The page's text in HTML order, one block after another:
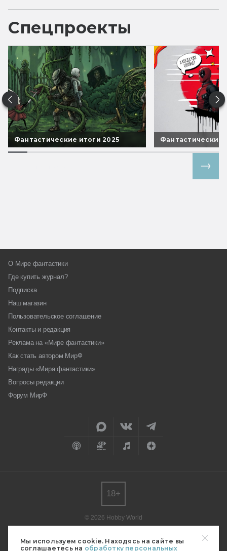
Мы используем cookie. Находясь на сайте вы
соглашаетесь на обработку персональных
Спецпроекты
Фантастические итоги 2025 Фантастические
О Мире фантастики
Где купить журнал?
Подписка
Наш магазин
Пользовательское соглашение
Контакты и редакция
Реклама на «Мире фантастики»
Как стать автором МирФ
Награды «Мира фантастики»
Вопросы редакции
Форум МирФ
© 2026 Hobby World
редакции.
Мнение авторов может не совпадать с мнением редакции.
18+